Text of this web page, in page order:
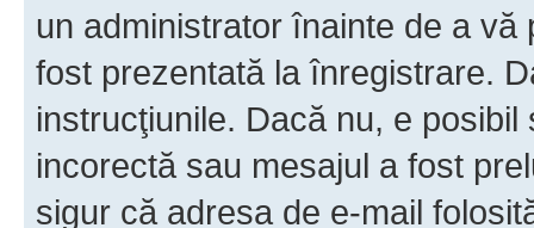
un administrator înainte de a
fost prezentată la înregistrare.
instrucţiunile. Dacă nu, e
incorectă sau mesajul a fost
sigur că adresa de e-mail